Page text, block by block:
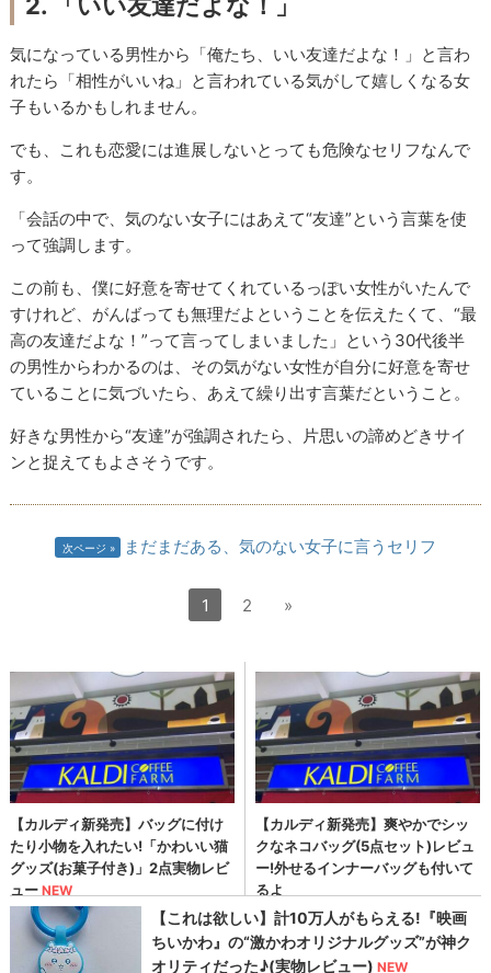
気になっている男性から「俺たち、いい友達だよな！」と言わ
れたら「相性がいいね」と言われている気がして嬉しくなる女
子もいるかもしれません。
でも、これも恋愛には進展しないとっても危険なセリフなんで
す。
「会話の中で、気のない女子にはあえて“友達”という言葉を使
って強調します。
この前も、僕に好意を寄せてくれているっぽい女性がいたんで
すけれど、がんばっても無理だよということを伝えたくて、“最
高の友達だよな！”って言ってしまいました」という30代後半
の男性からわかるのは、その気がない女性が自分に好意を寄せ
ていることに気づいたら、あえて繰り出す言葉だということ。
好きな男性から“友達”が強調されたら、片思いの諦めどきサイ
ンと捉えてもよさそうです。
次ページ まだまだある、気のない女子に言うセリフ
1 2 »